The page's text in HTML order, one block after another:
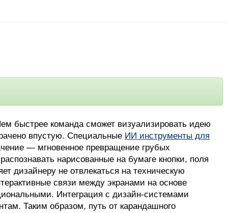
быстрее команда сможет визуализировать идею
впустую. Специальные ИИ инструменты для
— мгновенное превращение грубых
нарисованные на бумаге кнопки, поля
дизайнеру не отвлекаться на техническую
связи между экранами на основе
Интеграция с дизайн-системами
Таким образом, путь от карандашного